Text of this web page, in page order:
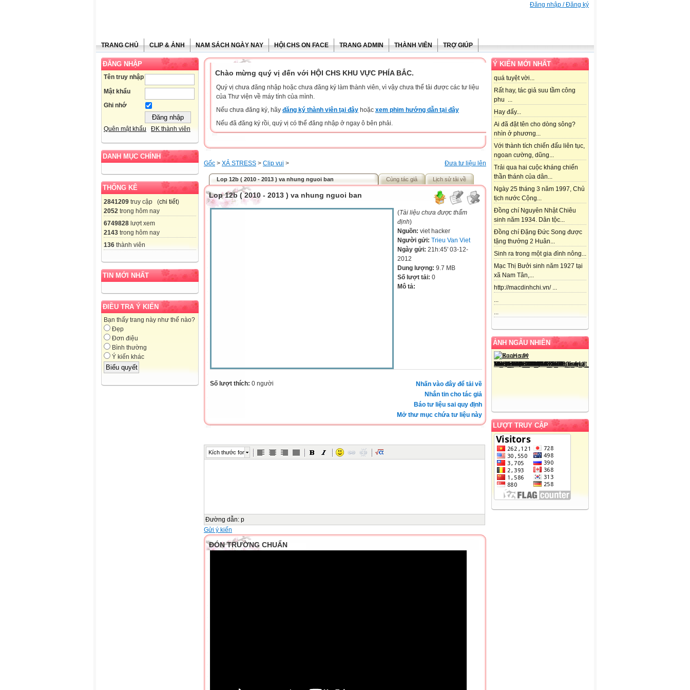
Đăng nhập / Đăng ký
TRANG CHỦ CLIP & ẢNH NAM SÁCH NGÀY NAY HỘI CHS ON FACE TRANG ADMIN THÀNH VIÊN TRỢ GIÚP
ĐĂNG NHẬP
Tên truy nhập
Mật khẩu
Ghi nhớ
Quên mật khẩu ĐK thành viên
DANH MỤC CHÍNH
THỐNG KÊ
2841209 truy cập (chi tiết)
2052 trong hôm nay
6749828 lượt xem
2143 trong hôm nay
136 thành viên
TIN MỚI NHẤT
ĐIỀU TRA Ý KIẾN
Bạn thấy trang này như thế nào?
Đẹp
Đơn điệu
Bình thường
Ý kiến khác
Ý KIẾN MỚI NHẤT
quá tuyệt vời...
Rất hay, tác giả suu tầm công
phu ...
Hay đấy...
Ai đã đặt tên cho dòng sông?
nhìn ở phương...
Với thành tích chiến đấu liên tục,
ngoan cường, dũng...
Trải qua hai cuộc kháng chiến
thần thánh của dân...
Ngày 25 tháng 3 năm 1997, Chủ
tịch nước Cộng...
Đồng chí Nguyên Nhật Chiêu
sinh năm 1934. Dân tộc...
Đồng chí Đặng Đức Song được
tặng thưởng 2 Huân...
Sinh ra trong một gia đình nông...
Mạc Thị Bưởi sinh năm 1927 tại
xã Nam Tân,...
http://macdinhchi.vn/ ...
...
...
ẢNH NGẪU NHIÊN
LƯỢT TRUY CẬP
Chào mừng quý vị đến với HỘI CHS KHU VỰC PHÍA BẮC.
Quý vị chưa đăng nhập hoặc chưa đăng ký làm thành viên, vì vậy chưa thể tải được các tư liệu
của Thư viện về máy tính của mình.
Nếu chưa đăng ký, hãy đăng ký thành viên tại đây hoặc xem phim hướng dẫn tại đây
Nếu đã đăng ký rồi, quý vị có thể đăng nhập ở ngay ô bên phải.
Đưa tư liệu lên
Gốc > XẢ STRESS > Clip vui >
Lop 12b ( 2010 - 2013 ) va nhung nguoi ban Cùng tác giả Lịch sử tải về
Lop 12b ( 2010 - 2013 ) va nhung nguoi ban
(Tài liệu chưa được thẩm
định)
Nguồn: viet hacker
Người gửi: Trieu Van Viet
Ngày gửi: 21h:45' 03-12-
2012
Dung lượng: 9.7 MB
Số lượt tải: 0
Mô tả:
Nhấn vào đây để tải về
Nhắn tin cho tác giả
Báo tư liệu sai quy định
Mở thư mục chứa tư liệu này
Số lượt thích: 0 người
Kích thước font
Đường dẫn: p
Gửi ý kiến
ĐÓN TRƯỜNG CHUẨN